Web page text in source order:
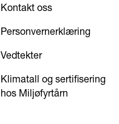
Kontakt oss
Personvernerklæring
Vedtekter
Klimatall og sertifisering
hos Miljøfyrtårn